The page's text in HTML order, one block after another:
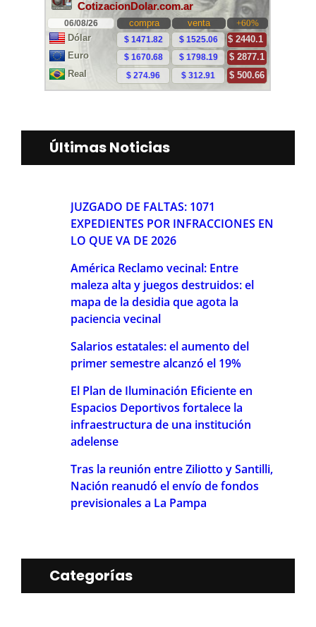
Últimas Noticias
JUZGADO DE FALTAS: 1071
EXPEDIENTES POR INFRACCIONES EN
LO QUE VA DE 2026
América Reclamo vecinal: Entre
maleza alta y juegos destruidos: el
mapa de la desidia que agota la
paciencia vecinal
Salarios estatales: el aumento del
primer semestre alcanzó el 19%
El Plan de Iluminación Eficiente en
Espacios Deportivos fortalece la
infraestructura de una institución
adelense
Tras la reunión entre Ziliotto y Santilli,
Nación reanudó el envío de fondos
previsionales a La Pampa
Categorías